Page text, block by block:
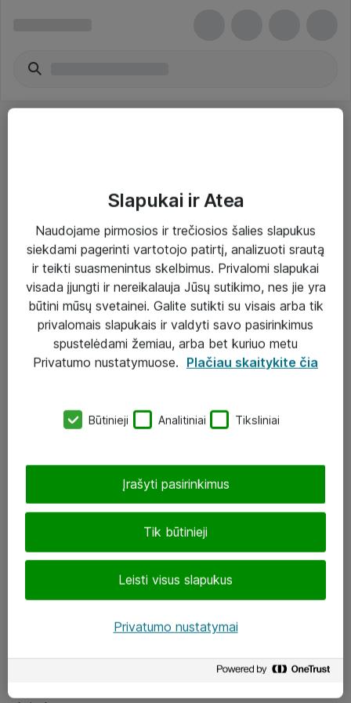
Paslaugos
Sprendimai
Įgyvendinti projektai
Atea ekspertų patarimai verslui
eShop@atea.lt
LinkedIn
Slapukai ir Atea
Naudojame pirmosios ir trečiosios šalies slapukus
siekdami pagerinti vartotojo patirtį, analizuoti srautą
ir teikti suasmenintus skelbimus. Privalomi slapukai
visada įjungti ir nereikalauja Jūsų sutikimo, nes jie yra
būtini mūsų svetainei. Galite sutikti su visais arba tik
privalomais slapukais ir valdyti savo pasirinkimus
spustelėdami žemiau, arba bet kuriuo metu
Privatumo nustatymuose. Plačiau skaitykite čia
Būtinieji Analitiniai Tiksliniai
Tik būtinieji
Leisti visus slapukus
Įrašyti pasirinkimus
Privatumo nustatymai